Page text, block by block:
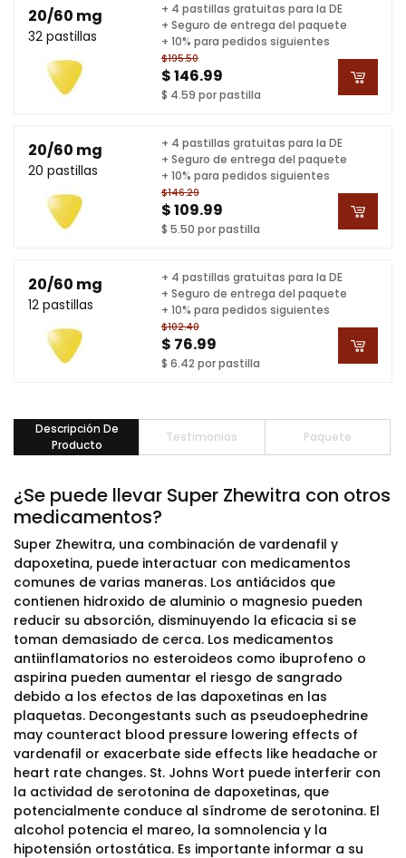
20/60 mg
32 pastillas
$195.50
$ 146.99
$ 4.59 por pastilla
+ 4 pastillas gratuitas para la DE
+ Seguro de entrega del paquete
+ 10% para pedidos siguientes
20/60 mg
20 pastillas
$146.29
$ 109.99
$ 5.50 por pastilla
+ 4 pastillas gratuitas para la DE
+ Seguro de entrega del paquete
+ 10% para pedidos siguientes
20/60 mg
12 pastillas
$102.40
$ 76.99
$ 6.42 por pastilla
+ 4 pastillas gratuitas para la DE
+ Seguro de entrega del paquete
+ 10% para pedidos siguientes
Descripción De
Producto
Testimonios Paquete
¿Se puede llevar Super Zhewitra con otros
medicamentos?
Super Zhewitra, una combinación de vardenafil y
dapoxetina, puede interactuar con medicamentos
comunes de varias maneras. Los antiácidos que
contienen hidroxido de aluminio o magnesio pueden
reducir su absorción, disminuyendo la eficacia si se
toman demasiado de cerca. Los medicamentos
antiinflamatorios no esteroideos como ibuprofeno o
aspirina pueden aumentar el riesgo de sangrado
debido a los efectos de las dapoxetinas en las
plaquetas. Decongestants such as pseudoephedrine
may counteract blood pressure lowering effects of
vardenafil or exacerbate side effects like headache or
heart rate changes. St. Johns Wort puede interferir con
la actividad de serotonina de dapoxetinas, que
potencialmente conduce al síndrome de serotonina. El
alcohol potencia el mareo, la somnolencia y la
hipotensión ortostática. Es importante informar a su